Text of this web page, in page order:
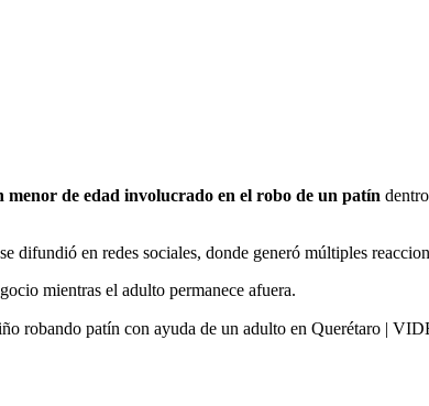
menor de edad involucrado en el robo de un patín
difundió en redes sociales, donde generó múltiples
mientras el adulto permanece afuera.
robando patín con ayuda de un adulto en Querétaro |